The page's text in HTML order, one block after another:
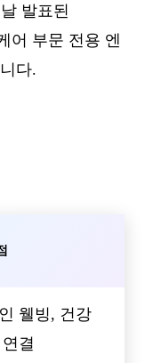
발표된
어 부문 전용 엔
다.
웰빙, 건강
결